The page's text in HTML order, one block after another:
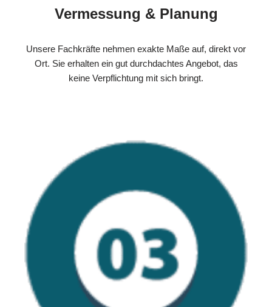
Vermessung & Planung
Unsere Fachkräfte nehmen exakte Maße auf, direkt vor
Ort. Sie erhalten ein gut durchdachtes Angebot, das
keine Verpflichtung mit sich bringt.